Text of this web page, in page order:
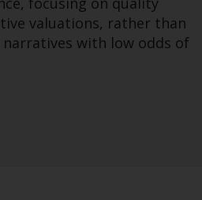
Anleger“).
Redwheel verwalteten
FIRST
LTD,
valuations, rather than
with low odds of